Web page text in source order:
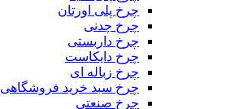
چرخ پلی اورتان
چرخ چدنی
چرخ داربستی
چرخ دایکاست
چرخ زباله ای
چرخ سبد خرید فروشگاهی
چرخ صنعتی